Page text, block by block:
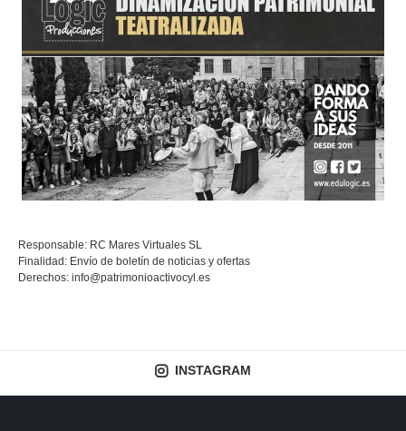
Responsable: RC Mares Virtuales SL
Finalidad: Envío de boletín de noticias y ofertas
Derechos: info@patrimonioactivocyl.es
INSTAGRAM